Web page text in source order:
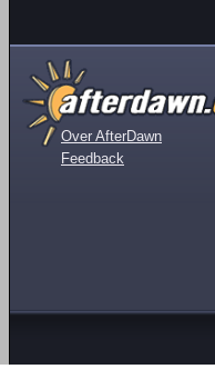
Over AfterDawn
Feedback